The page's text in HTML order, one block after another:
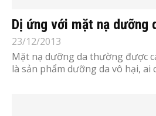
Dị ứng với mặt nạ dưỡng
23/12/2013
Mặt nạ dưỡng da thường được
là sản phẩm dưỡng da vô hại, ai